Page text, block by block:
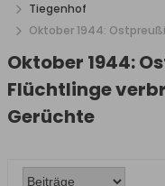
Tiegenhof
Oktober 1944:
Oktober 1944:
Flüchtlinge
Gerüchte